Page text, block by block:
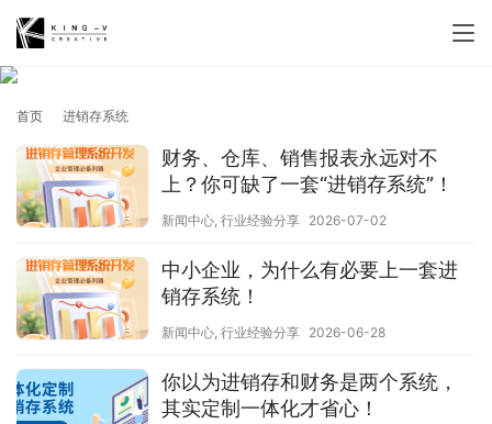
首页 进销存系统
财务、仓库、销售报表永远对不
上？你可缺了一套“进销存系统”！
新闻中心, 行业经验分享 2026-07-02
中小企业，为什么有必要上一套进
销存系统！
新闻中心, 行业经验分享 2026-06-28
你以为进销存和财务是两个系统，
其实定制一体化才省心！